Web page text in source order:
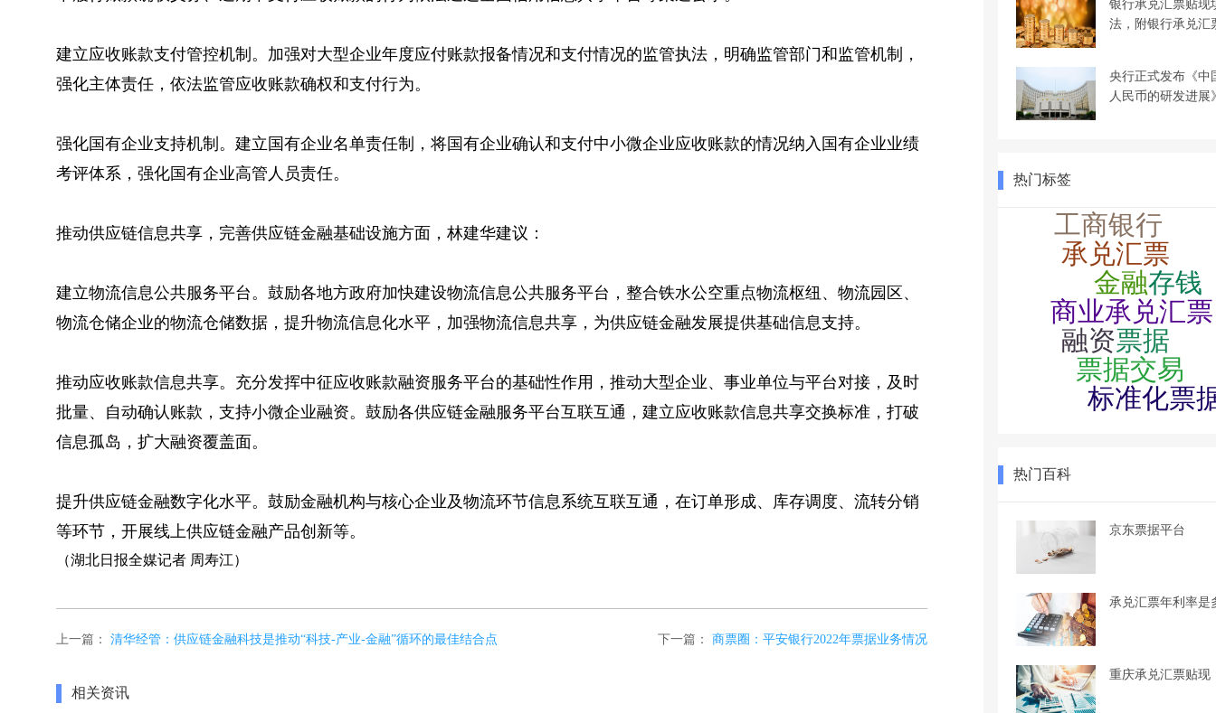
建立应收账款支付管控机制。加强对大型企业年度应付账款报备情况和支付情况的监管执法，明确监管部门和监管机制，
强化主体责任，依法监管应收账款确权和支付行为。
强化国有企业支持机制。建立国有企业名单责任制，将国有企业确认和支付中小微企业应收账款的情况纳入国有企业业绩
考评体系，强化国有企业高管人员责任。
推动供应链信息共享，完善供应链金融基础设施方面，林建华建议：
建立物流信息公共服务平台。鼓励各地方政府加快建设物流信息公共服务平台，整合铁水公空重点物流枢纽、物流园区、
物流仓储企业的物流仓储数据，提升物流信息化水平，加强物流信息共享，为供应链金融发展提供基础信息支持。
推动应收账款信息共享。充分发挥中征应收账款融资服务平台的基础性作用，推动大型企业、事业单位与平台对接，及时
批量、自动确认账款，支持小微企业融资。鼓励各供应链金融服务平台互联互通，建立应收账款信息共享交换标准，打破
信息孤岛，扩大融资覆盖面。
提升供应链金融数字化水平。鼓励金融机构与核心企业及物流环节信息系统互联互通，在订单形成、库存调度、流转分销
等环节，开展线上供应链金融产品创新等。
（湖北日报全媒记者 周寿江）
上一篇： 清华经管：供应链金融科技是推动“科技-产业-金融”循环的最佳结合点 下一篇： 商票圈：平安银行2022年票据业务情况
相关资讯
银行承兑汇票贴现
法，附银行承兑
央行正式发布《中
人民币的研发进
热门标签
热门百科
京东票据平台
承兑汇票年利率是
重庆承兑汇票贴现